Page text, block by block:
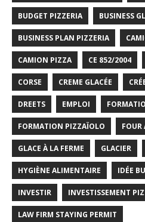
BUDGET PIZZERIA BUSINESS
BUSINESS PLAN PIZZERIA
CAMION PIZZA CE 852/2004
CORSE CREME GLACÉE
DREETS EMPLOI
FORMATION PIZZAÏOLO FOUR
GLACE À LA FERME GLACIER
HYGIÈNE ALIMENTAIRE IDÉE
INVESTIR INVESTISSEMENT
LAW FIRM STAYING PERMIT